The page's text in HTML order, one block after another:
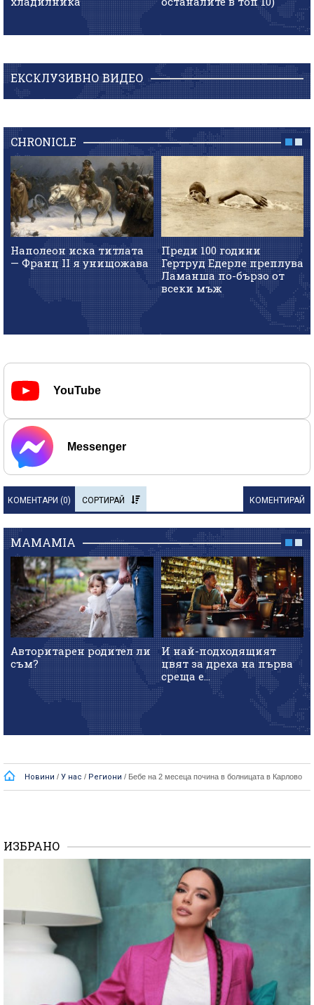
ЕКСКЛУЗИВНО ВИДЕО
CHRONICLE
Наполеон иска титлата
— Франц II я унищожава
Преди 100 години
Гертруд Едерле преплува
Ламанша по-бързо от
всеки мъж
YouTube
Messenger
КОМЕНТАРИ (0) СОРТИРАЙ КОМЕНТИРАЙ
MAMAMIA
Авторитарен родител ли
съм?
И най-подходящият
цвят за дреха на първа
среща е...
Новини / У нас / Региони / Бебе на 2 месеца почина в болницата в Карлово
ИЗБРАНО